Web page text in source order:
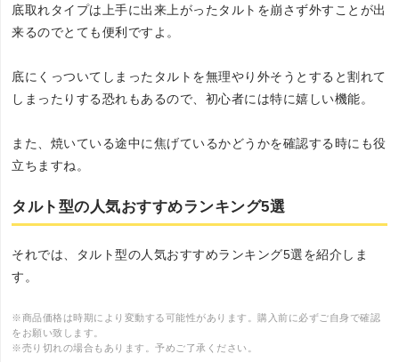
底取れタイプは上手に出来上がったタルトを崩さず外すことが出
来るのでとても便利ですよ。
底にくっついてしまったタルトを無理やり外そうとすると割れて
しまったりする恐れもあるので、初心者には特に嬉しい機能。
また、焼いている途中に焦げているかどうかを確認する時にも役
立ちますね。
タルト型の人気おすすめランキング5選
それでは、タルト型の人気おすすめランキング5選を紹介しま
す。
※商品価格は時期により変動する可能性があります。購入前に必ずご自身で確認
をお願い致します。
※売り切れの場合もあります。予めご了承ください。